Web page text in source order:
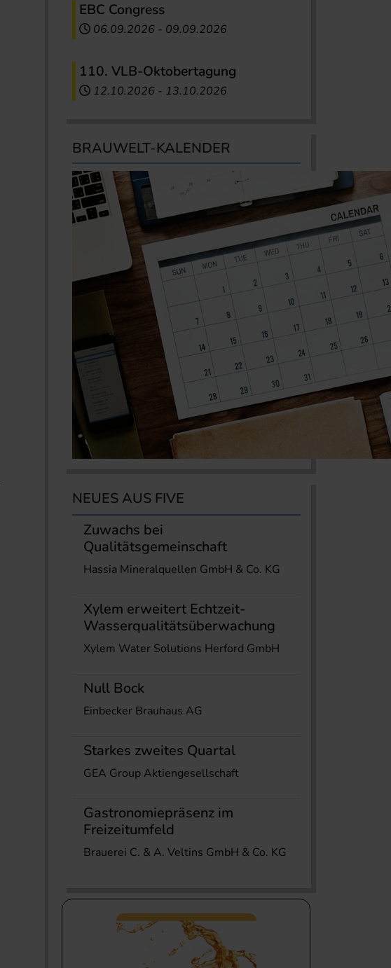
EBC Congress
06.09.2026 - 09.09.2026
110. VLB-Oktobertagung
12.10.2026 - 13.10.2026
BRAUWELT-KALENDER
NEUES AUS FIVE
Zuwachs bei
Qualitätsgemeinschaft
Hassia Mineralquellen GmbH & Co. KG
Xylem erweitert Echtzeit-
Wasserqualitätsüberwachung
Xylem Water Solutions Herford GmbH
Null Bock
Einbecker Brauhaus AG
Starkes zweites Quartal
GEA Group Aktiengesellschaft
Gastronomiepräsenz im
Freizeitumfeld
Brauerei C. & A. Veltins GmbH & Co. KG